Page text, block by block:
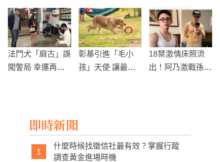
助他們
法鬥犬「麻古」誤
闖警局 幸運再遇
彰基引進「毛小
孩」天使 讓最忠
18禁激情床照流
出！阿乃激戰孫安
即時新聞
1
什麼時候找徵信社最有效？掌握行蹤
調查黃金進場時機